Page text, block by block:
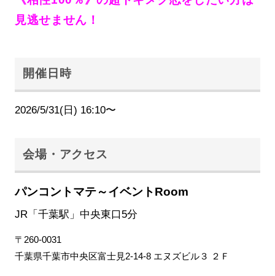
見逃せません！
開催日時
2026/5/31(日) 16:10〜
会場・アクセス
パンコントマテ～イベントRoom
JR「千葉駅」中央東口5分
〒260-0031
千葉県千葉市中央区富士見2-14-8 エヌズビル３ ２Ｆ